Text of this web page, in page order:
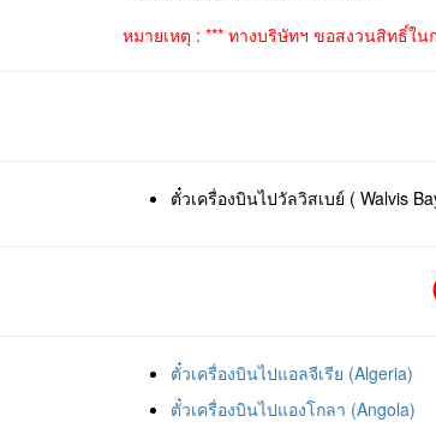
หมายเหตุ : *** ทางบริษัทฯ ขอสงวนสิทธิ์ใ
ตั๋วเครื่องบินไปวัลวิสเบย์ ( Walvis
ตั๋วเครื่องบินไปแอลจีเรีย (Algeria)
ตั๋วเครื่องบินไปแองโกลา (Angola)